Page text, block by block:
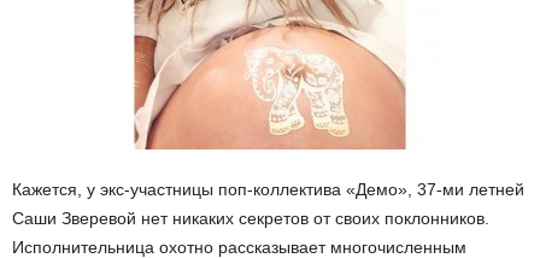
Кажется, у экс-участницы поп-коллектива «Демо», 37-ми летней
Саши Зверевой нет никаких секретов от своих поклонников.
Исполнительница охотно рассказывает многочисленным